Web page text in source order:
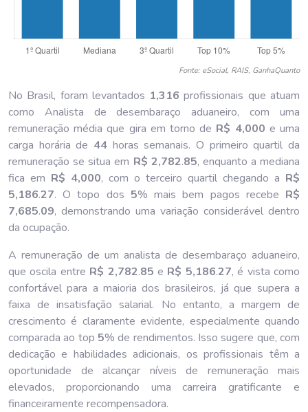
Fonte: eSocial, RAIS, GanhaQuanto
No Brasil, foram levantados 1,316 profissionais que atuam
como Analista de desembaraço aduaneiro, com uma
remuneração média que gira em torno de R$ 4,000 e uma
carga horária de 44 horas semanais. O primeiro quartil da
remuneração se situa em R$ 2,782.85, enquanto a mediana
fica em R$ 4,000, com o terceiro quartil chegando a R$
5,186.27. O topo dos 5% mais bem pagos recebe R$
7,685.09, demonstrando uma variação considerável dentro
da ocupação.
A remuneração de um analista de desembaraço aduaneiro,
que oscila entre R$ 2,782.85 e R$ 5,186.27, é vista como
confortável para a maioria dos brasileiros, já que supera a
faixa de insatisfação salarial. No entanto, a margem de
crescimento é claramente evidente, especialmente quando
comparada ao top 5% de rendimentos. Isso sugere que, com
dedicação e habilidades adicionais, os profissionais têm a
oportunidade de alcançar níveis de remuneração mais
elevados, proporcionando uma carreira gratificante e
financeiramente recompensadora.